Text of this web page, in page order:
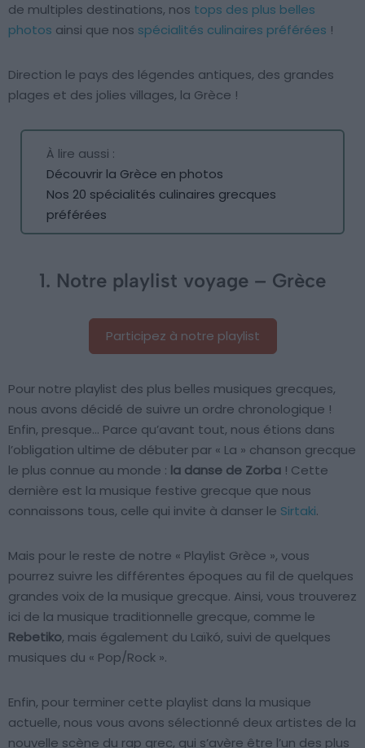
de multiples destinations, nos tops des plus belles
photos ainsi que nos spécialités culinaires préférées !
Direction le pays des légendes antiques, des grandes
plages et des jolies villages, la Grèce !
À lire aussi :
Découvrir la Grèce en photos
Nos 20 spécialités culinaires grecques
préférées
1. Notre playlist voyage – Grèce
Participez à notre playlist
Pour notre playlist des plus belles musiques grecques,
nous avons décidé de suivre un ordre chronologique !
Enfin, presque… Parce qu’avant tout, nous étions dans
l’obligation ultime de débuter par « La » chanson grecque
le plus connue au monde : la danse de Zorba ! Cette
dernière est la musique festive grecque que nous
connaissons tous, celle qui invite à danser le Sirtaki.
Mais pour le reste de notre « Playlist Grèce », vous
pourrez suivre les différentes époques au fil de quelques
grandes voix de la musique grecque. Ainsi, vous trouverez
ici de la musique traditionnelle grecque, comme le
Rebetiko, mais également du Laïkó, suivi de quelques
musiques du « Pop/Rock ».
Enfin, pour terminer cette playlist dans la musique
actuelle, nous vous avons sélectionné deux artistes de la
nouvelle scène du rap grec, qui s’avère être l’un des plus